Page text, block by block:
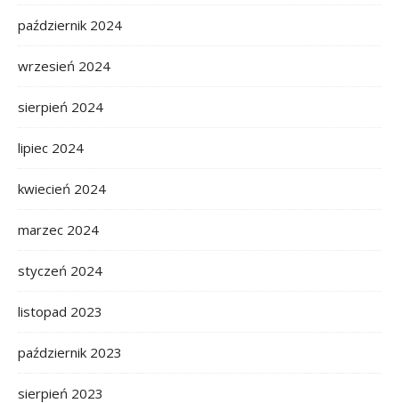
październik 2024
wrzesień 2024
sierpień 2024
lipiec 2024
kwiecień 2024
marzec 2024
styczeń 2024
listopad 2023
październik 2023
sierpień 2023